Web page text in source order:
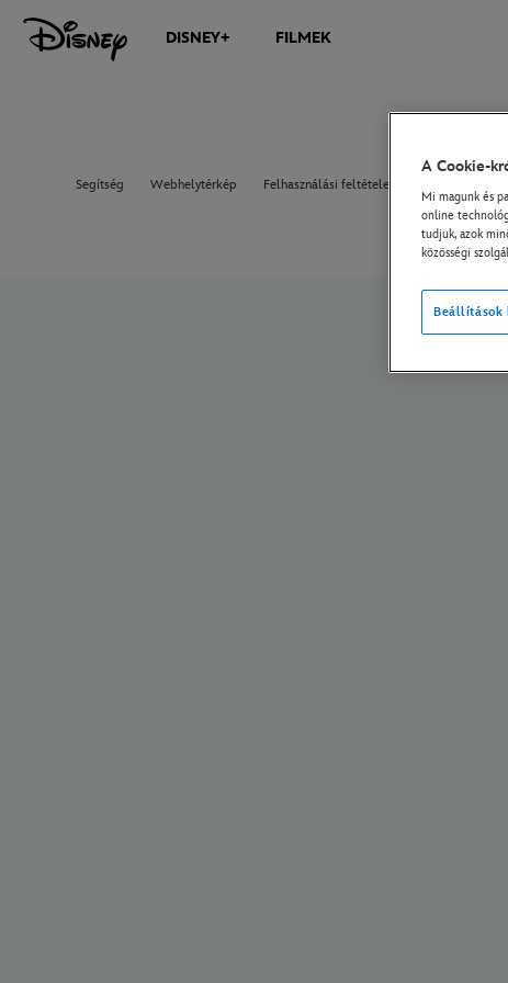
DISNEY+ FILMEK
Segítség Webhelytérkép Felhasználási feltételek
A Cookie-
Mi magunk és
online
tudjuk, azok
közösségi
Beállítások